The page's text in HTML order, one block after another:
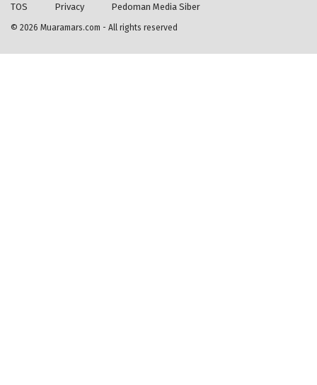
TOS
Privacy Pedoman Media Siber
© 2026 Muaramars.com - All rights reserved